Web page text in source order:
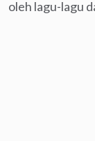
oleh lagu-lagu